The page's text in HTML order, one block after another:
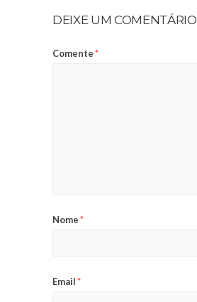
DEIXE UM COMENTÁRIO
Comente*
Nome*
Email*